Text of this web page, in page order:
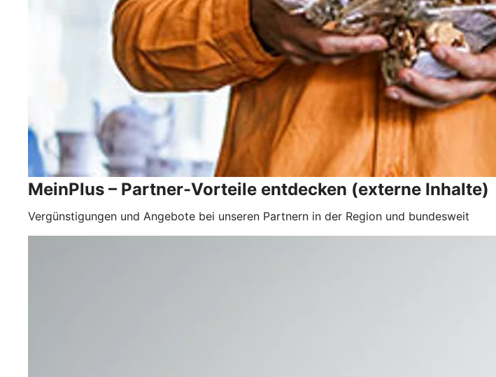
MeinPlus – Partner-Vorteile entdecken (externe Inhalte)
Vergünstigungen und Angebote bei unseren Partnern in der Region und bundesweit